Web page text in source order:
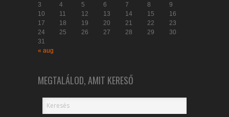
3
4 5 6 7 8
9
10
11 12 13 14 15
16
17
18 19 20 21 22
23
24
25 26 27 28 29
30
31
« aug
MEGTALÁLOD, AMIT KERESŐ